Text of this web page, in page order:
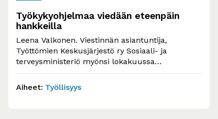
Työkykyohjelmaa viedään eteenpäin
hankkeilla
Leena Valkonen. Viestinnän asiantuntija,
Työttömien Keskusjärjestö ry Sosiaali- ja
terveysministeriö myönsi lokakuussa
valtionavustuksina 17 miljoonaa euroa
osatyökykyisten henkilöiden työkyvyn ja…
Aiheet: Työllisyys